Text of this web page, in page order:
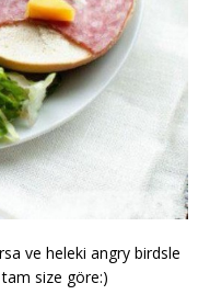
ve heleki angry birdsle
size göre:)